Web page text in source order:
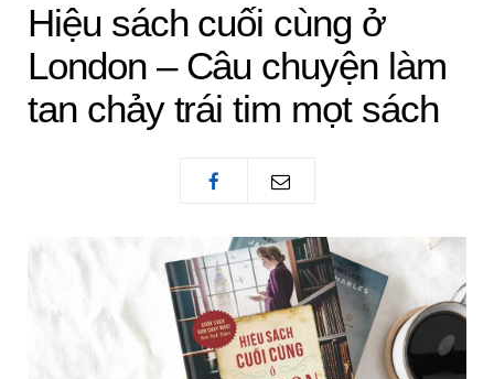
Hiệu sách cuối cùng ở
London – Câu chuyện làm
tan chảy trái tim mọt sách